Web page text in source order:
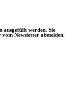
ausgefüllt werden. Sie
vom Newsletter abmelden.